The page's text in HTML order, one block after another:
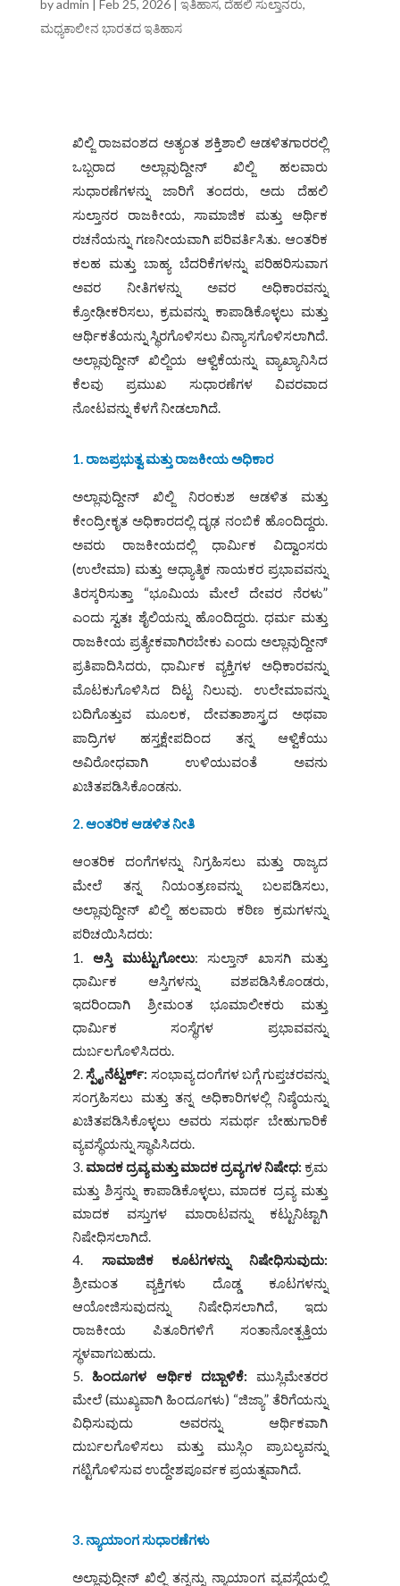
byadmin | Feb 25, 2026| ಇತಿಹಾಸ, ದೆಹಲಿ ಸುಲ್ತಾನರು,
ಮಧ್ಯಕಾಲೀನ ಭಾರತದ ಇತಿಹಾಸ
ಖಿಲ್ಜಿ ರಾಜವಂಶದ ಅತ್ಯಂತ ಶಕ್ತಿಶಾಲಿ ಆಡಳಿತಗಾರರಲ್ಲಿ
ಒಬ್ಬರಾದ ಅಲ್ಲಾವುದ್ದೀನ್ ಖಿಲ್ಜಿ ಹಲವಾರು
ಸುಧಾರಣೆಗಳನ್ನು ಜಾರಿಗೆ ತಂದರು, ಅದು ದೆಹಲಿ
ಸುಲ್ತಾನರ ರಾಜಕೀಯ, ಸಾಮಾಜಿಕ ಮತ್ತು ಆರ್ಥಿಕ
ರಚನೆಯನ್ನು ಗಣನೀಯವಾಗಿ ಪರಿವರ್ತಿಸಿತು. ಆಂತರಿಕ
ಕಲಹ ಮತ್ತು ಬಾಹ್ಯ ಬೆದರಿಕೆಗಳನ್ನು ಪರಿಹರಿಸುವಾಗ
ಅವರ ನೀತಿಗಳನ್ನು ಅವರ ಅಧಿಕಾರವನ್ನು
ಕ್ರೋಢೀಕರಿಸಲು, ಕ್ರಮವನ್ನು ಕಾಪಾಡಿಕೊಳ್ಳಲು ಮತ್ತು
ಆರ್ಥಿಕತೆಯನ್ನು ಸ್ಥಿರಗೊಳಿಸಲು ವಿನ್ಯಾಸಗೊಳಿಸಲಾಗಿದೆ.
ಅಲ್ಲಾವುದ್ದೀನ್ ಖಿಲ್ಜಿಯ ಆಳ್ವಿಕೆಯನ್ನು ವ್ಯಾಖ್ಯಾನಿಸಿದ
ಕೆಲವು ಪ್ರಮುಖ ಸುಧಾರಣೆಗಳ ವಿವರವಾದ
ನೋಟವನ್ನು ಕೆಳಗೆ ನೀಡಲಾಗಿದೆ.
1. ರಾಜಪ್ರಭುತ್ವ ಮತ್ತು ರಾಜಕೀಯ ಅಧಿಕಾರ
ಅಲ್ಲಾವುದ್ದೀನ್ ಖಿಲ್ಜಿ ನಿರಂಕುಶ ಆಡಳಿತ ಮತ್ತು
ಕೇಂದ್ರೀಕೃತ ಅಧಿಕಾರದಲ್ಲಿ ದೃಢ ನಂಬಿಕೆ ಹೊಂದಿದ್ದರು.
ಅವರು ರಾಜಕೀಯದಲ್ಲಿ ಧಾರ್ಮಿಕ ವಿದ್ವಾಂಸರು
(ಉಲೇಮಾ) ಮತ್ತು ಆಧ್ಯಾತ್ಮಿಕ ನಾಯಕರ ಪ್ರಭಾವವನ್ನು
ತಿರಸ್ಕರಿಸುತ್ತಾ “ಭೂಮಿಯ ಮೇಲೆ ದೇವರ ನೆರಳು”
ಎಂದು ಸ್ವತಃ ಶೈಲಿಯನ್ನು ಹೊಂದಿದ್ದರು. ಧರ್ಮ ಮತ್ತು
ರಾಜಕೀಯ ಪ್ರತ್ಯೇಕವಾಗಿರಬೇಕು ಎಂದು ಅಲ್ಲಾವುದ್ದೀನ್
ಪ್ರತಿಪಾದಿಸಿದರು, ಧಾರ್ಮಿಕ ವ್ಯಕ್ತಿಗಳ ಅಧಿಕಾರವನ್ನು
ಮೊಟಕುಗೊಳಿಸಿದ ದಿಟ್ಟ ನಿಲುವು. ಉಲೇಮಾವನ್ನು
ಬದಿಗೊತ್ತುವ ಮೂಲಕ, ದೇವತಾಶಾಸ್ತ್ರದ ಅಥವಾ
ಪಾದ್ರಿಗಳ ಹಸ್ತಕ್ಷೇಪದಿಂದ ತನ್ನ ಆಳ್ವಿಕೆಯು
ಅವಿರೋಧವಾಗಿ ಉಳಿಯುವಂತೆ ಅವನು
ಖಚಿತಪಡಿಸಿಕೊಂಡನು.
2. ಆಂತರಿಕ ಆಡಳಿತ ನೀತಿ
ಆಂತರಿಕ ದಂಗೆಗಳನ್ನು ನಿಗ್ರಹಿಸಲು ಮತ್ತು ರಾಜ್ಯದ
ಮೇಲೆ ತನ್ನ ನಿಯಂತ್ರಣವನ್ನು ಬಲಪಡಿಸಲು,
ಅಲ್ಲಾವುದ್ದೀನ್ ಖಿಲ್ಜಿ ಹಲವಾರು ಕಠಿಣ ಕ್ರಮಗಳನ್ನು
ಪರಿಚಯಿಸಿದರು:
ಆಸ್ತಿ ಮುಟ್ಟುಗೋಲು: ಸುಲ್ತಾನ್ ಖಾಸಗಿ ಮತ್ತು
ಧಾರ್ಮಿಕ ಆಸ್ತಿಗಳನ್ನು ವಶಪಡಿಸಿಕೊಂಡರು,
ಇದರಿಂದಾಗಿ ಶ್ರೀಮಂತ ಭೂಮಾಲೀಕರು ಮತ್ತು
ಧಾರ್ಮಿಕ ಸಂಸ್ಥೆಗಳ ಪ್ರಭಾವವನ್ನು
ದುರ್ಬಲಗೊಳಿಸಿದರು.
ಸ್ಪೈ ನೆಟ್ವರ್ಕ್: ಸಂಭಾವ್ಯ ದಂಗೆಗಳ ಬಗ್ಗೆ ಗುಪ್ತಚರವನ್ನು
ಸಂಗ್ರಹಿಸಲು ಮತ್ತು ತನ್ನ ಅಧಿಕಾರಿಗಳಲ್ಲಿ ನಿಷ್ಠೆಯನ್ನು
ಖಚಿತಪಡಿಸಿಕೊಳ್ಳಲು ಅವರು ಸಮರ್ಥ ಬೇಹುಗಾರಿಕೆ
ವ್ಯವಸ್ಥೆಯನ್ನು ಸ್ಥಾಪಿಸಿದರು.
ಮಾದಕ ದ್ರವ್ಯ ಮತ್ತು ಮಾದಕ ದ್ರವ್ಯಗಳ ನಿಷೇಧ: ಕ್ರಮ
ಮತ್ತು ಶಿಸ್ತನ್ನು ಕಾಪಾಡಿಕೊಳ್ಳಲು, ಮಾದಕ ದ್ರವ್ಯ ಮತ್ತು
ಮಾದಕ ವಸ್ತುಗಳ ಮಾರಾಟವನ್ನು ಕಟ್ಟುನಿಟ್ಟಾಗಿ
ನಿಷೇಧಿಸಲಾಗಿದೆ.
ಸಾಮಾಜಿಕ ಕೂಟಗಳನ್ನು ನಿಷೇಧಿಸುವುದು:
ಶ್ರೀಮಂತ ವ್ಯಕ್ತಿಗಳು ದೊಡ್ಡ ಕೂಟಗಳನ್ನು
ಆಯೋಜಿಸುವುದನ್ನು ನಿಷೇಧಿಸಲಾಗಿದೆ, ಇದು
ರಾಜಕೀಯ ಪಿತೂರಿಗಳಿಗೆ ಸಂತಾನೋತ್ಪತ್ತಿಯ
ಸ್ಥಳವಾಗಬಹುದು.
ಹಿಂದೂಗಳ ಆರ್ಥಿಕ ದಬ್ಬಾಳಿಕೆ: ಮುಸ್ಲಿಮೇತರರ
ಮೇಲೆ (ಮುಖ್ಯವಾಗಿ ಹಿಂದೂಗಳು) “ಜಿಜ್ಯಾ” ತೆರಿಗೆಯನ್ನು
ವಿಧಿಸುವುದು ಅವರನ್ನು ಆರ್ಥಿಕವಾಗಿ
ದುರ್ಬಲಗೊಳಿಸಲು ಮತ್ತು ಮುಸ್ಲಿಂ ಪ್ರಾಬಲ್ಯವನ್ನು
ಗಟ್ಟಿಗೊಳಿಸುವ ಉದ್ದೇಶಪೂರ್ವಕ ಪ್ರಯತ್ನವಾಗಿದೆ.
3. ನ್ಯಾಯಾಂಗ ಸುಧಾರಣೆಗಳು
ಅಲ್ಲಾವುದ್ದೀನ್ ಖಿಲ್ಜಿ ತನ್ನನ್ನು ನ್ಯಾಯಾಂಗ ವ್ಯವಸ್ಥೆಯಲ್ಲಿ